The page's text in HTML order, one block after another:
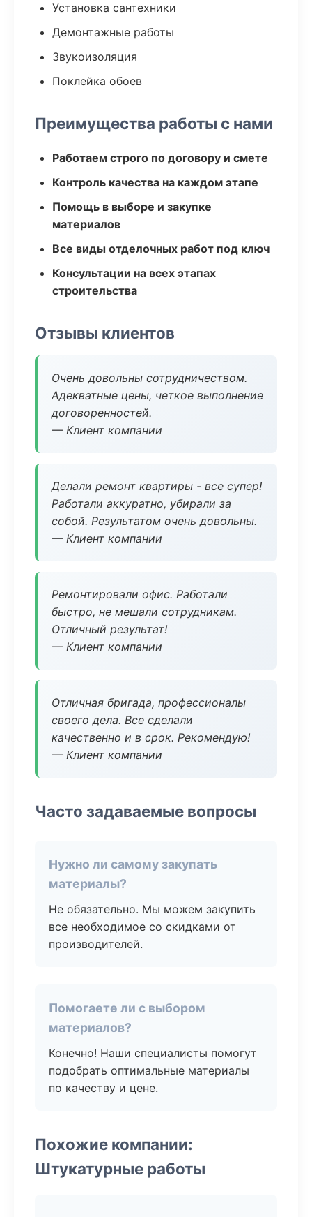
Установка сантехники
Демонтажные работы
Звукоизоляция
Поклейка обоев
Преимущества работы с нами
Работаем строго по договору и смете
Контроль качества на каждом этапе
Помощь в выборе и закупке
материалов
Все виды отделочных работ под ключ
Консультации на всех этапах
строительства
Отзывы клиентов
Очень довольны сотрудничеством.
Адекватные цены, четкое выполнение
договоренностей.
— Клиент компании
Делали ремонт квартиры - все супер!
Работали аккуратно, убирали за
собой. Результатом очень довольны.
— Клиент компании
Ремонтировали офис. Работали
быстро, не мешали сотрудникам.
Отличный результат!
— Клиент компании
Отличная бригада, профессионалы
своего дела. Все сделали
качественно и в срок. Рекомендую!
— Клиент компании
Часто задаваемые вопросы
Нужно ли самому закупать
материалы?
Не обязательно. Мы можем закупить
все необходимое со скидками от
производителей.
Помогаете ли с выбором
материалов?
Конечно! Наши специалисты помогут
подобрать оптимальные материалы
по качеству и цене.
Похожие компании:
Штукатурные работы